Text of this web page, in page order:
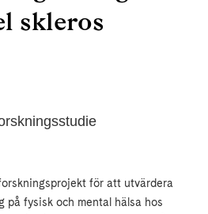
skleros
för att utvärdera
på fysisk och mental hälsa hos